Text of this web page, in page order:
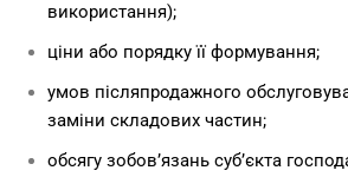
використання);
ціни або порядку її формування;
умов післяпродажного
заміни складових частин;
обсягу зобов’язань суб’єкта